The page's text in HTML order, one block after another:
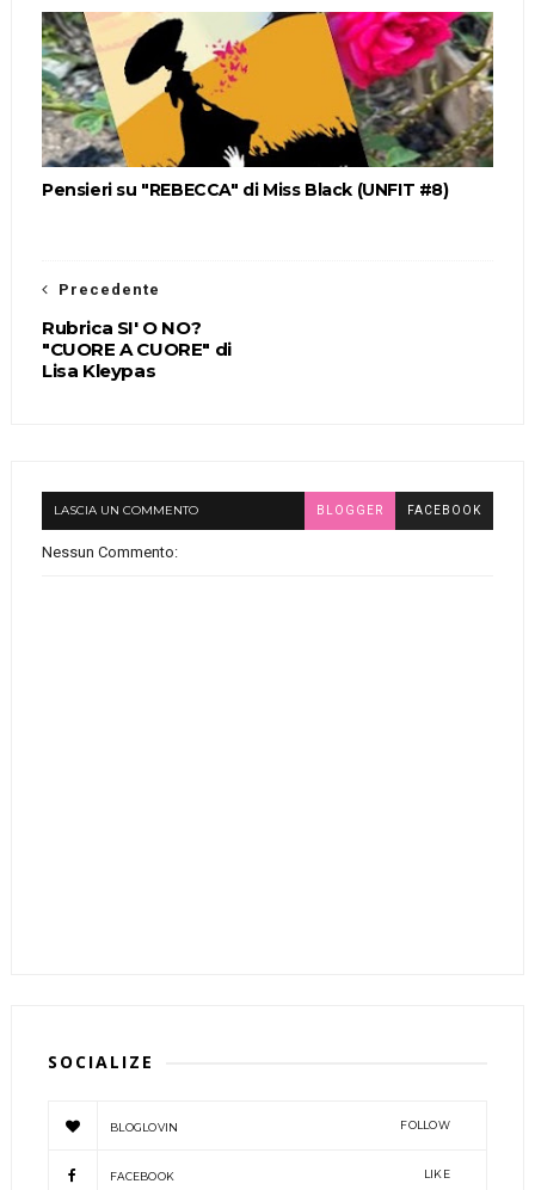
Pensieri su "REBECCA" di Miss Black (UNFIT #8)
Precedente
Rubrica SI' O NO?
"CUORE A CUORE" di
Lisa Kleypas
LASCIA UN COMMENTO BLOGGER FACEBOOK
Nessun Commento:
SOCIALIZE
BLOGLOVIN FOLLOW
FACEBOOK LIKE